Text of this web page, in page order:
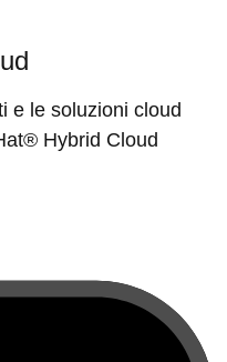
e le soluzioni cloud
Hybrid Cloud